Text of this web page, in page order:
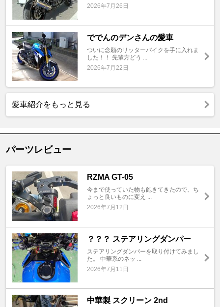
2026年7月26日
ででんのデンさんの愛車
ついに念願のリッターバイクを手に入れま
した！！ 先輩方どう ...
2026年7月22日
愛車紹介をもっと見る
パーツレビュー
RZMA GT-05
今まで使っていた物も飽きてきたので、ち
ょっと良いものに変え ...
2026年7月12日
？？？ ステアリングダンパー
ステアリングダンパーを取り付けてみまし
た。 中華系のネッ ...
2026年7月11日
中華製 スクリーン 2nd